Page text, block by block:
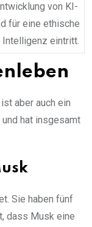
von KI-
für eine ethische
Intelligenz eintritt.
aber auch ein
hat insgesamt
Sie haben fünf
dass Musk eine